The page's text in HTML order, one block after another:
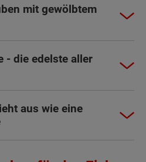
mit gewölbtem
- die edelste aller
aus wie eine